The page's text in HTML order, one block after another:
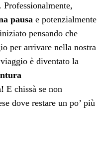
pausa e potenzialmente
pensando che
per arrivare nella nostra
è diventato la
E chissà se non
dove restare un po’ più